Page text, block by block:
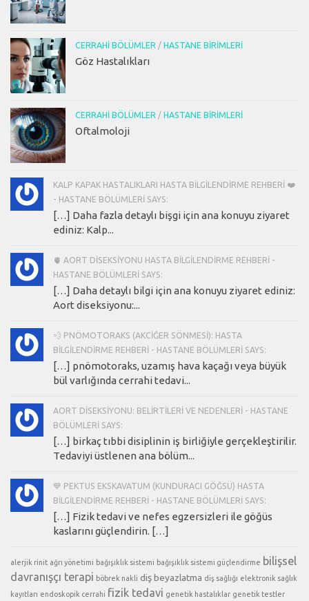
CERRAHI BÖLÜMLER / HASTANE BIRIMLERI
Göz Hastalıkları
CERRAHI BÖLÜMLER / HASTANE BIRIMLERI
Oftalmoloji
KALP KAPAK HASTALIKLARI HASTA BILGILENDIRME REHBERI ❤️
- HASTANE BÖLÜMLERI SAYS:
[…] Daha fazla detaylı bişgi için ana konuyu ziyaret
ediniz: Kalp...
🫀 AORT DISEKSIYONU HASTA BILGILENDIRME REHBERI -
HASTANE BÖLÜMLERI SAYS:
[…] Daha detaylı bilgi için ana konuyu ziyaret ediniz:
Aort diseksiyonu:...
💨 PNÖMOTORAKS (AKCIĞER SÖNMESI): HASTA
BILGILENDIRME REHBERI - HASTANE BÖLÜMLERI SAYS:
[…] pnömotoraks, uzamış hava kaçağı veya büyük
bül varlığında cerrahi tedavi...
AORT DISEKSIYONU: BELIRTILERI VE NEDENLERI - HASTANE
BÖLÜMLERI SAYS:
[…] birkaç tıbbi disiplinin iş birliğiyle gerçekleştirilir.
Tedaviyi üstlenen ana bölüm...
💙 PEKTUS EKSKAVATUM (KUNDURACI GÖĞSÜ) HASTA
BILGILENDIRME REHBERI - HASTANE BÖLÜMLERI SAYS:
[…] Fizik tedavi ve nefes egzersizleri ile göğüs
kaslarını güçlendirin. […]
alerjik rinit ağrı yönetimi bağışıklık sistemi bağışıklık sistemi güçlendirme bilişsel
davranışçı terapi böbrek nakli diş beyazlatma diş sağlığı elektronik sağlık
kayıtları endoskopik cerrahi fizik tedavi genetik hastalıklar genetik testler